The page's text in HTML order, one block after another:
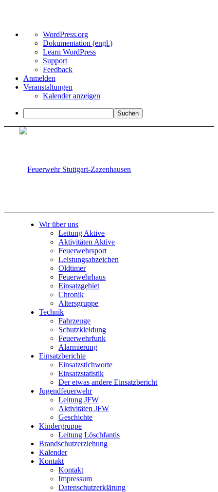
Über
WordPress
WordPress.org
Dokumentation (engl.)
Learn WordPress
Support
Feedback
Anmelden
Veranstaltungen
Kalender anzeigen
Suchen
Wir über uns
Leitung Aktive
Aktivitäten Aktive
Feuerwehrsport
Leistungsabzeichen
Oldtimer
Feuerwehrhaus
Einsatzgebiet
Chronik
Altersgruppe
Technik
Fahrzeuge
Schutzkleidung
Feuerwehrfunk
Alarmierung
Einsatzberichte
Einsatzstichworte
Einsatzstatistik
Der etwas andere Einsatzbericht
Jugendfeuerwehr
Leitung JFW
Aktivitäten JFW
Geschichte
Kindergruppe
Leitung Löschfantis
Brandschutzerziehung
Kalender
Kontakt
Kontakt
Impressum
Datenschutzerklärung